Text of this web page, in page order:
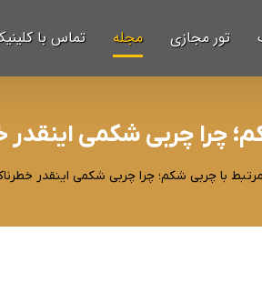
تور مجازی مجله تماس با
چرا چربی شکمی
با چربی شکم؛ چرا چربی شکمی اینقدر